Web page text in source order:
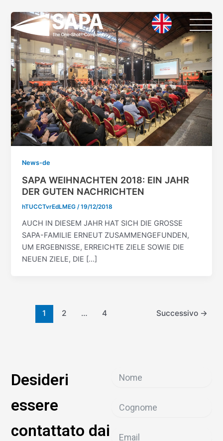
contenuto
News-de
SAPA WEIHNACHTEN 2018: EIN JAHR
DER GUTEN NACHRICHTEN
hTUCCTvrEdLMEG/19/12/2018
AUCH IN DIESEM JAHR HAT SICH DIE GROSSE
SAPA-FAMILIE ERNEUT ZUSAMMENGEFUNDEN,
UM ERGEBNISSE, ERREICHTE ZIELE SOWIE DIE
NEUEN ZIELE, DIE […]
articoli
1 2 … 4 Successivo →
Desideri
essere
contattato dai